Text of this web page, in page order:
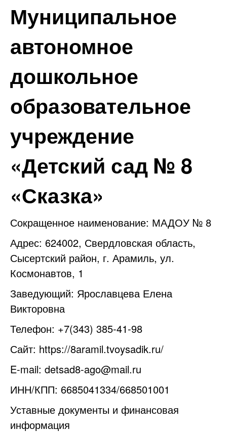
Муниципальное
автономное
дошкольное
образовательное
учреждение
«Детский сад № 8
«Сказка»
Сокращенное наименование: МАДОУ № 8
Адрес: 624002, Свердловская область,
Сысертский район, г. Арамиль, ул.
Космонавтов, 1
Заведующий: Ярославцева Елена
Викторовна
Телефон: +7(343) 385-41-98
Сайт: https://8aramil.tvoysadik.ru/
E-mail: detsad8-ago@mail.ru
ИНН/КПП: 6685041334/668501001
Уставные документы и финансовая
информация